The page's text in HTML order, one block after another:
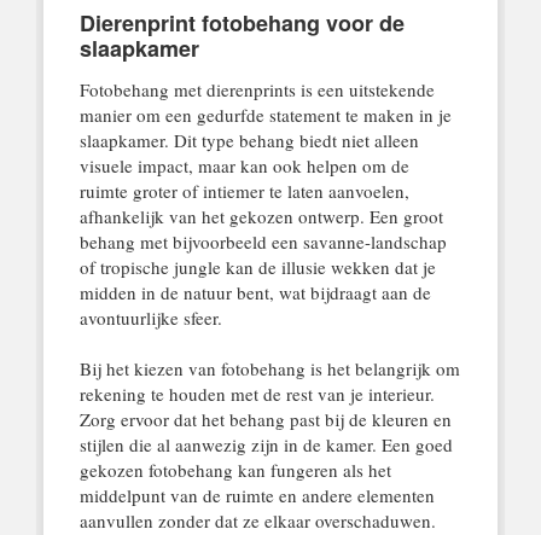
Dierenprint fotobehang voor de
slaapkamer
Fotobehang met dierenprints is een uitstekende
manier om een gedurfde statement te maken in je
slaapkamer. Dit type behang biedt niet alleen
visuele impact, maar kan ook helpen om de
ruimte groter of intiemer te laten aanvoelen,
afhankelijk van het gekozen ontwerp. Een groot
behang met bijvoorbeeld een savanne-landschap
of tropische jungle kan de illusie wekken dat je
midden in de natuur bent, wat bijdraagt aan de
avontuurlijke sfeer.
Bij het kiezen van fotobehang is het belangrijk om
rekening te houden met de rest van je interieur.
Zorg ervoor dat het behang past bij de kleuren en
stijlen die al aanwezig zijn in de kamer. Een goed
gekozen fotobehang kan fungeren als het
middelpunt van de ruimte en andere elementen
aanvullen zonder dat ze elkaar overschaduwen.